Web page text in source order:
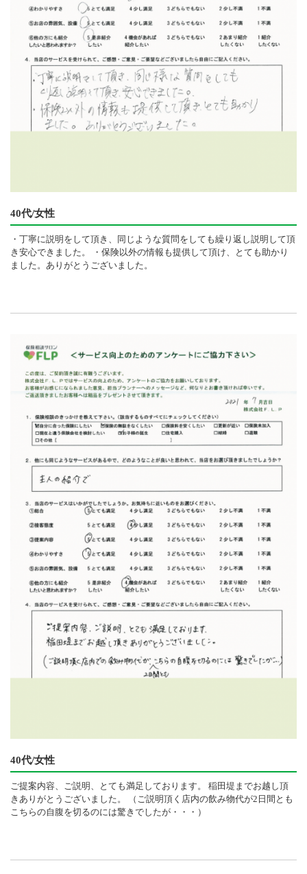
40代/女性
・丁寧に説明をして頂き、同じような質問をしても繰り返し説明して頂
き安心できました。 ・保険以外の情報も提供して頂け、とても助かり
ました。ありがとうございました。
40代/女性
ご提案内容、ご説明、とても満足しております。 稲田堤までお越し頂
きありがとうございました。 （ご説明頂く店内の飲み物代が2日間とも
こちらの自腹を切るのには驚きでしたが・・・）